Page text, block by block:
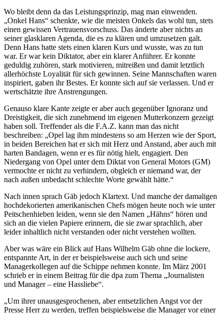
Wo bleibt denn da das Leistungsprinzip, mag man einwenden.
„Onkel Hans“ schenkte, wie die meisten Onkels das wohl tun, stets
einen gewissen Vertrauensvorschuss. Das änderte aber nichts an
seiner glasklaren Agenda, die es zu klären und umzusetzen galt.
Denn Hans hatte stets einen klaren Kurs und wusste, was zu tun
war. Er war kein Diktator, aber ein klarer Anführer. Er konnte
geduldig zuhören, stark motivieren, mitreißen und damit letztlich
allerhöchste Loyalität für sich gewinnen. Seine Mannschaften waren
inspiriert, gaben ihr Bestes. Er konnte sich auf sie verlassen. Und er
wertschätzte ihre Anstrengungen.
Genauso klare Kante zeigte er aber auch gegenüber Ignoranz und
Dreistigkeit, die sich zunehmend im eigenen Mutterkonzern gezeigt
haben soll. Treffender als die F.A.Z. kann man das nicht
beschreiben: „Opel lag ihm mindestens so am Herzen wie der Sport,
in beiden Bereichen hat er sich mit Herz und Anstand, aber auch mit
harten Bandagen, wenn er es für nötig hielt, engagiert. Den
Niedergang von Opel unter dem Diktat von General Motors (GM)
vermochte er nicht zu verhindern, obgleich er niemand war, der
nach außen unbedacht schlechte Worte gewählt hätte.“
Nach innen sprach Gäb jedoch Klartext. Und manche der damaligen
hochdekorierten amerikanischen Chefs mögen heute noch wie unter
Peitschenhieben leiden, wenn sie den Namen „Hähns“ hören und
sich an die vielen Papiere erinnern, die sie zwar sprachlich, aber
leider inhaltlich nicht verstanden oder nicht verstehen wollten.
Aber was wäre ein Blick auf Hans Wilhelm Gäb ohne die lockere,
entspannte Art, in der er beispielsweise auch sich und seine
Managerkollegen auf die Schippe nehmen konnte. Im März 2001
schrieb er in einem Beitrag für die dpa zum Thema „Journalisten
und Manager – eine Hassliebe“.
„Um ihrer unausgesprochenen, aber entsetzlichen Angst vor der
Presse Herr zu werden, treffen beispielsweise die Manager vor einer